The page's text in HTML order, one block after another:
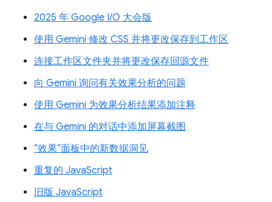
2025 年 Google I/O 大会版
使用 Gemini 修改 CSS 并将更改保存到工作区
连接工作区文件夹并将更改保存回源文件
向 Gemini 询问有关效果分析的问题
使用 Gemini 为效果分析结果添加注释
在与 Gemini 的对话中添加屏幕截图
“效果”面板中的新数据洞见
重复的 JavaScript
旧版 JavaScript